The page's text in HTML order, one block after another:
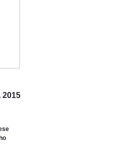
2015